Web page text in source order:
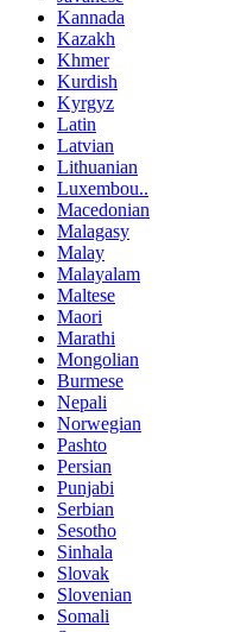
Kannada
Kazakh
Khmer
Kurdish
Kyrgyz
Latin
Latvian
Lithuanian
Luxembou..
Macedonian
Malagasy
Malay
Malayalam
Maltese
Maori
Marathi
Mongolian
Burmese
Nepali
Norwegian
Pashto
Persian
Punjabi
Serbian
Sesotho
Sinhala
Slovak
Slovenian
Somali